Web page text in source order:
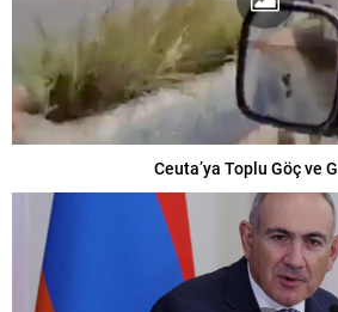
Ceuta’ya Toplu Göç ve